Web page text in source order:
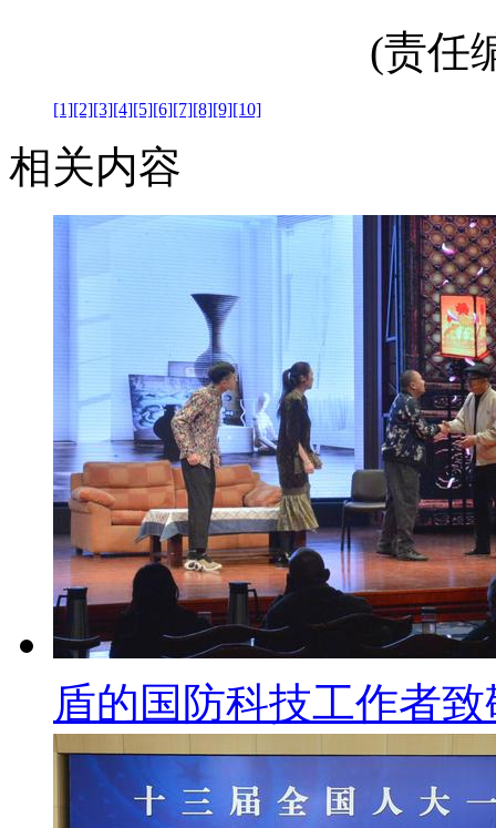
(责任
[1][2][3][4][5][6][7][8][9][10]
相关内容
盾的国防科技工作者致